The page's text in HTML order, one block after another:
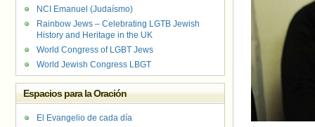
NCI Emanuel (Judaísmo)
Rainbow Jews – Celebrating LGTB Jewish
History and Heritage in the UK
World Congress of LGBT Jews
World Jewish Congress LBGT
Espacios para la Oración
El Evangelio de cada día